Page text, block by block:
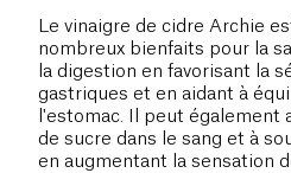
Le vinaigre de cidre Archie
nombreux bienfaits pour la
la digestion en favorisant la
gastriques et en aidant à
l'estomac. Il peut également
de sucre dans le sang et à
en augmentant la sensation